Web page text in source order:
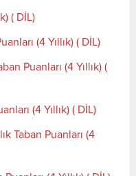
( DİL)
(4 Yıllık) ( DİL)
Puanları (4 Yıllık) (
(4 Yıllık) ( DİL)
Taban Puanları (4